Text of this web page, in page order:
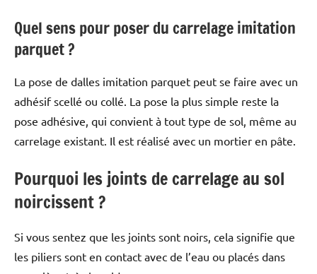
Quel sens pour poser du carrelage imitation
parquet ?
La pose de dalles imitation parquet peut se faire avec un
adhésif scellé ou collé. La pose la plus simple reste la
pose adhésive, qui convient à tout type de sol, même au
carrelage existant. Il est réalisé avec un mortier en pâte.
Pourquoi les joints de carrelage au sol
noircissent ?
Si vous sentez que les joints sont noirs, cela signifie que
les piliers sont en contact avec de l’eau ou placés dans